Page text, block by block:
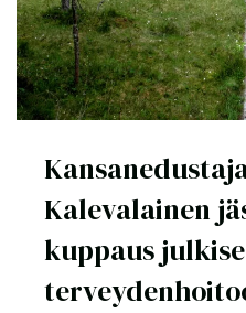
Kalevalainen
kuppaus